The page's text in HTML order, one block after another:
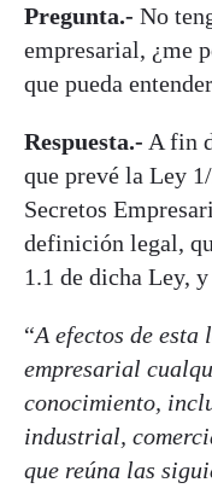
Pregunta.- No
empresarial, ¿me
que pueda
Respuesta.- A fin
que prevé la Ley
Secretos
definición legal,
1.1 de dicha Ley,
“A efectos de esta
empresarial
conocimiento,
industrial,
que reúna las